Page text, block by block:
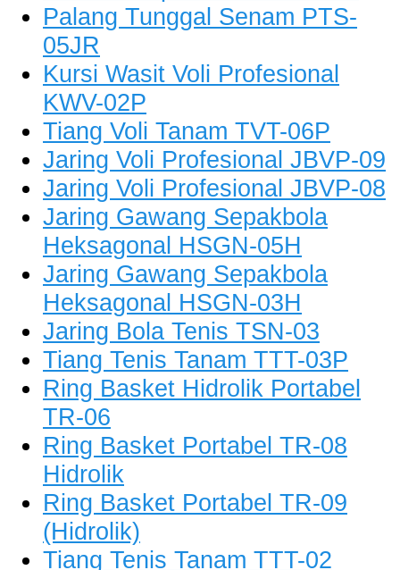
Palang Tunggal Senam PTS-
05JR
Kursi Wasit Voli Profesional
KWV-02P
Tiang Voli Tanam TVT-06P
Jaring Voli Profesional JBVP-09
Jaring Voli Profesional JBVP-08
Jaring Gawang Sepakbola
Heksagonal HSGN-05H
Jaring Gawang Sepakbola
Heksagonal HSGN-03H
Jaring Bola Tenis TSN-03
Tiang Tenis Tanam TTT-03P
Ring Basket Hidrolik Portabel
TR-06
Ring Basket Portabel TR-08
Hidrolik
Ring Basket Portabel TR-09
(Hidrolik)
Tiang Tenis Tanam TTT-02